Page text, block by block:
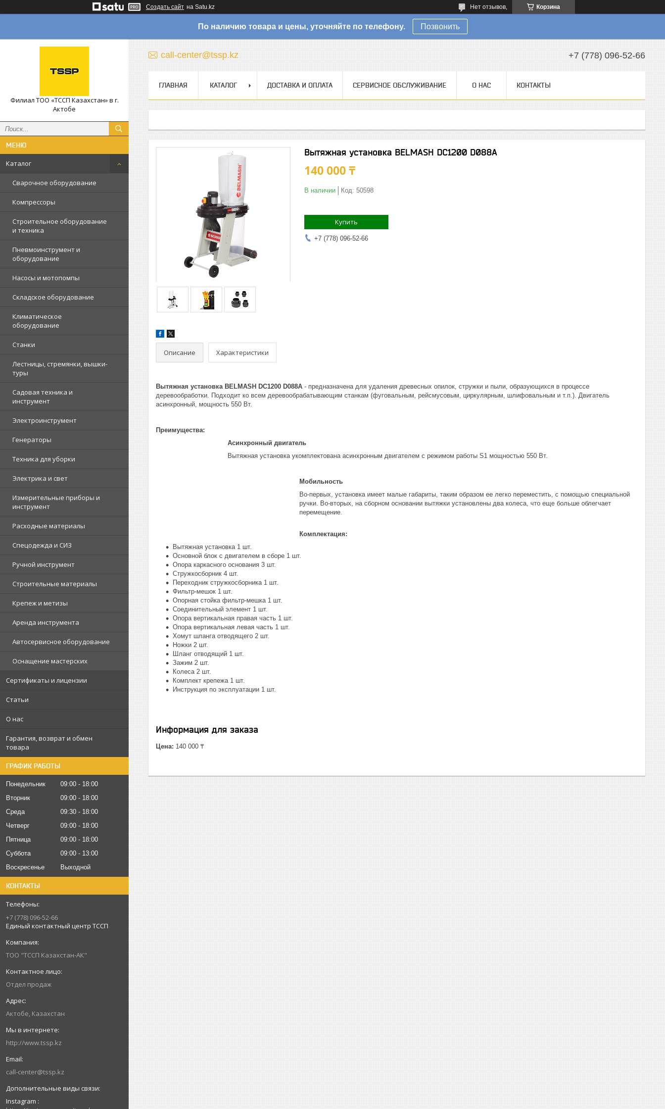
Создать сайт на Satu.kz Корзина
Нет отзывов,
По наличию товара и цены, уточняйте по телефону. Позвонить
Филиал ТОО «ТССП Казахстан» в г.
Актобе
Каталог
Сварочное оборудование
Компрессоры
Строительное оборудование
и техника
Пневмоинструмент и
оборудование
Насосы и мотопомпы
Складское оборудование
Климатическое
оборудование
Станки
Лестницы, стремянки, вышки-
туры
Садовая техника и
инструмент
Электроинструмент
Генераторы
Техника для уборки
Электрика и свет
Измерительные приборы и
инструмент
Расходные материалы
Спецодежда и СИЗ
Ручной инструмент
Строительные материалы
Крепеж и метизы
Аренда инструмента
Автосервисное оборудование
Оснащение мастерских
Сертификаты и лицензии
Статьи
О нас
Гарантия, возврат и обмен
товара
ГРАФИК РАБОТЫ
Понедельник 09:00
18:00
Вторник
09:00
18:00
Среда
09:30
18:00
Четверг
09:00
18:00
Пятница
09:00
18:00
Суббота
09:00
13:00
Воскресенье
Выходной
КОНТАКТЫ
+7 (778) 096-52-66
Единый контактный центр ТССП
ТОО "ТССП Казахстан-АК"
Отдел продаж
Актобе, Казахстан
http://www.tssp.kz
call-center@tssp.kz
Instagram
call-center@tssp.kz +7 (778) 096-52-66
ГЛАВНАЯ КАТАЛОГ ДОСТАВКА И ОПЛАТА СЕРВИСНОЕ ОБСЛУЖИВАНИЕ О НАС КОНТАКТЫ
Вытяжная установка BELMASH DC1200 D088A
140 000 ₸
В наличии Код: 50598
Купить
+7 (778) 096-52-66
Описание Характеристики
Вытяжная установка BELMASH DC1200 D088A - предназначена для удаления древесных опилок, стружки и пыли, образующихся в процессе
деревообработки. Подходит ко всем деревообрабатывающим станкам (фуговальным, рейсмусовым, циркулярным, шлифовальным и т.п.). Двигатель
асинхронный, мощность 550 Вт.
Преимущества:
Асинхронный двигатель
Вытяжная установка укомплектована асинхронным двигателем с режимом работы S1 мощностью 550 Вт.
Мобильность
Во-первых, установка имеет малые габариты, таким образом ее легко переместить, с помощью специальной
ручки. Во-вторых, на сборном основании вытяжки установлены два колеса, что еще больше облегчает
перемещение.
Комплектация:
Вытяжная установка 1 шт.
Основной блок с двигателем в сборе 1 шт.
Опора каркасного основания 3 шт.
Стружкосборник 4 шт.
Переходник стружкосборника 1 шт.
Фильтр-мешок 1 шт.
Опорная стойка фильтр-мешка 1 шт.
Соединительный элемент 1 шт.
Опора вертикальная правая часть 1 шт.
Опора вертикальная левая часть 1 шт.
Хомут шланга отводящего 2 шт.
Ножки 2 шт.
Шланг отводящий 1 шт.
Зажим 2 шт.
Колеса 2 шт.
Комплект крепежа 1 шт.
Инструкция по эксплуатации 1 шт.
Информация для заказа
Цена: 140 000 ₸